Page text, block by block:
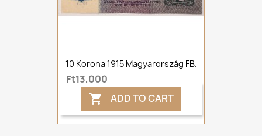
10 Korona 1915 Magyarország FB.
Ft13,000
 ADD TO CART